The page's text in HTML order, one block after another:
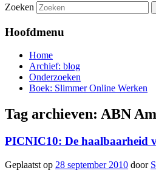
Zoeken
Hoofdmenu
Home
Archief: blog
Onderzoeken
Boek: Slimmer Online Werken
Tag archieven: ABN
PICNIC10: De haalbaarheid
Geplaatst op 28 september 2010 door